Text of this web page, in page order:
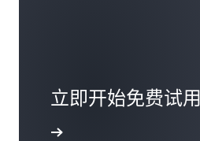
立即开始免费试用